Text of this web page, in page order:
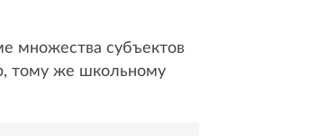
множества субъектов
тому же школьному